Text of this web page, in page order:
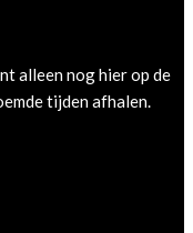
alleen nog hier op de
tijden afhalen.